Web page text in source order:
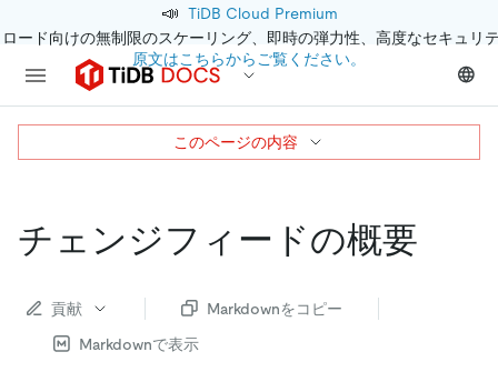
📣 TiDB Cloud Premium
ード向けの無制限のスケーリング、即時の弾力性、高度なセキュリ
原文はこちらからご覧ください。
チェンジフィードの概要
貢献
Markdownをコピー
Markdownで表示
このページの内容